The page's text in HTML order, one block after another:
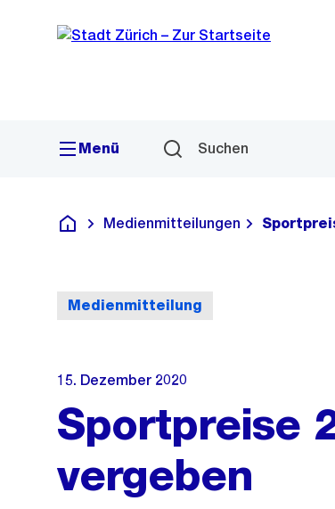
Navigation
Sprunglink
Menü Suchen
Deutsch
Medienmitteilungen
Medienmitteilung
15. Dezember 2020
Sportpreise
vergeben